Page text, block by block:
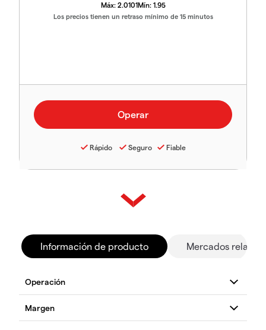
Máx: 2.0101Mín: 1.95
Los precios tienen un retraso mínimo de 15 minutos
Rápido Seguro Fiable
Información de producto Mercados